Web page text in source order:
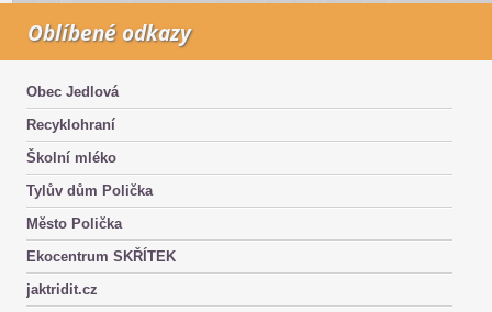
Oblíbené odkazy
Obec Jedlová
Recyklohraní
Školní mléko
Tylův dům Polička
Město Polička
Ekocentrum SKŘÍTEK
jaktridit.cz